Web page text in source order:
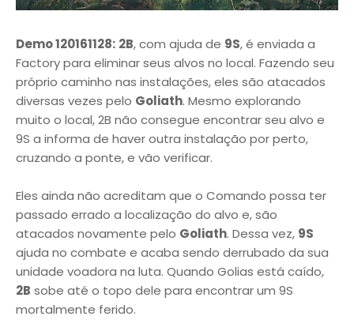
Demo 120161128: 2B, com ajuda de 9S, é enviada a
Factory para eliminar seus alvos no local. Fazendo seu
próprio caminho nas instalações, eles são atacados
diversas vezes pelo Goliath. Mesmo explorando
muito o local, 2B não consegue encontrar seu alvo e
9S a informa de haver outra instalação por perto,
cruzando a ponte, e vão verificar.
Eles ainda não acreditam que o Comando possa ter
passado errado a localização do alvo e, são
atacados novamente pelo Goliath. Dessa vez, 9S
ajuda no combate e acaba sendo derrubado da sua
unidade voadora na luta. Quando Golias está caído,
2B sobe até o topo dele para encontrar um 9S
mortalmente ferido.